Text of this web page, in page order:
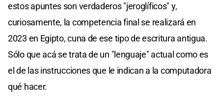
estos apuntes son verdaderos "jeroglíficos" y,
curiosamente, la competencia final se realizará en
2023 en Egipto, cuna de ese tipo de escritura antigua.
Sólo que acá se trata de un "lenguaje" actual como es
el de las instrucciones que le indican a la computadora
qué hacer.